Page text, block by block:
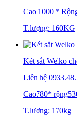
Cao 1000 *
T.lượng: 160KG
Két sắt Welko
Liên hệ
Cao780*
T.lượng: 170kg